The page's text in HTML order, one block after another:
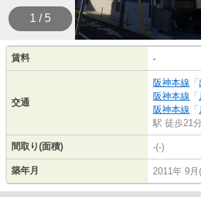
1 / 5
賃料 -
交通
阪神本線 「
阪神本線 「
阪神本線 「
駅 徒歩21分
間取り(面積) -(-)
築年月 2011年 9月